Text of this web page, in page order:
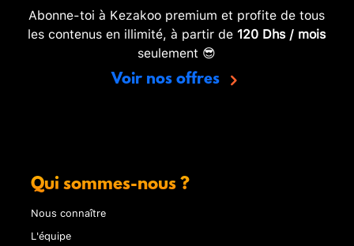
Abonne-toi à Kezakoo premium et profite de tous
les contenus en illimité, à partir de 120 Dhs / mois
seulement 😎
Voir nos offres
Qui sommes-nous ?
Nous connaître
L'équipe